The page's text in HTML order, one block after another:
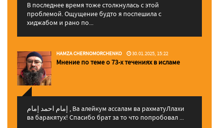
В последнее время тоже столкнулась с этой
проблемой. Ощущение будто я поспешила с
хиджабом и рано по...
HAMZA CHERNOMORCHENKO 30.01.2025, 15:22
Мнение по теме о 73-х течениях в исламе
إمام احمد إمام , Ва алейкум ассалам ва рахматуЛлахи
ва баракятух! Спасибо брат за то что попробовал ...